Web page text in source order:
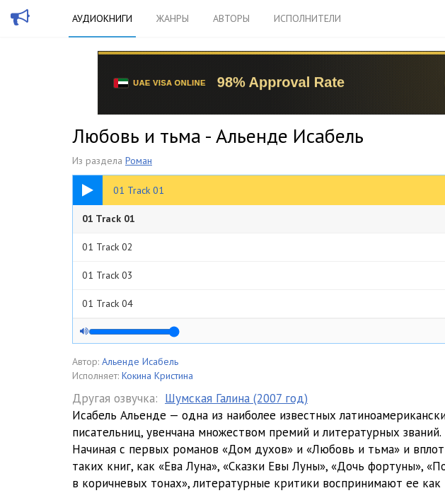
АУДИОКНИГИ ЖАНРЫ АВТОРЫ ИСПОЛНИТЕЛИ
Любовь и тьма - Альенде Исабель
Из раздела Роман
01 Track 01
05:06
01 Track 01
01 Track 02
01 Track 03
01 Track 04
01 Track 05
01 Track 06
02 Track 02
02 Track 03
02 Track 04
Автор: Альенде Исабель
Исполняет: Кокина Кристина
Другая озвучка: Шумская Галина (2007 год)
Исабель Альенде — одна из наиболее известных
писательниц, увенчана множеством премий и литературных званий.
Начиная с первых романов «Дом духов» и «Любовь и тьма» и
таких книг, как «Ева Луна», «Сказки Евы Луны», «Дочь фортуны»,
в коричневых тонах», литературные критики воспринимают ее как